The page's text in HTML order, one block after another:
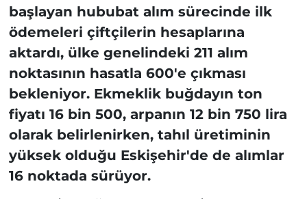
başlayan hububat alım sürecinde ilk
ödemeleri çiftçilerin hesaplarına
aktardı, ülke genelindeki 211 alım
noktasının hasatla 600'e çıkması
bekleniyor. Ekmeklik buğdayın ton
fiyatı 16 bin 500, arpanın 12 bin 750 lira
olarak belirlenirken, tahıl üretiminin
yüksek olduğu Eskişehir'de de alımlar
16 noktada sürüyor.